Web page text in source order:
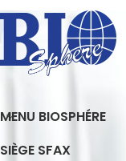
MENU BIOSPHÉRE
SIÈGE SFAX